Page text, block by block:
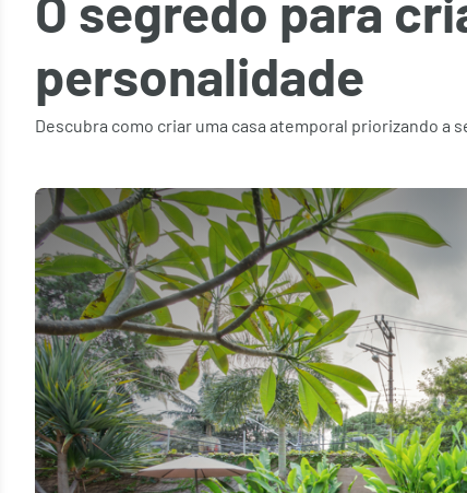
personalidade
Descubra como criar uma casa atemporal priorizando a